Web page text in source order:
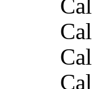
Call
Call
Call
Call